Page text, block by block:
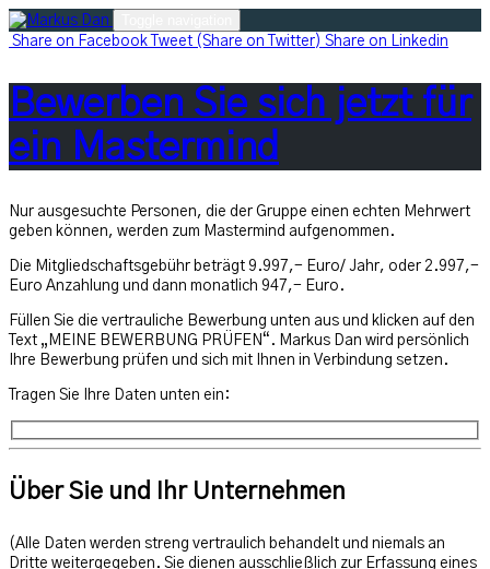
Skip
to
Share on Facebook Tweet (Share on Twitter) Share on Linkedin
Bewerben Sie sich jetzt für
ein Mastermind
Nur ausgesuchte Personen, die der Gruppe einen echten Mehrwert
geben können, werden zum Mastermind aufgenommen.
Die Mitgliedschaftsgebühr beträgt 9.997,- Euro/ Jahr, oder 2.997,-
Euro Anzahlung und dann monatlich 947,- Euro.
Füllen Sie die vertrauliche Bewerbung unten aus und klicken auf den
Text „MEINE BEWERBUNG PRÜFEN“. Markus Dan wird persönlich
Ihre Bewerbung prüfen und sich mit Ihnen in Verbindung setzen.
Tragen Sie Ihre Daten unten ein:
Über Sie und Ihr Unternehmen
(Alle Daten werden streng vertraulich behandelt und niemals an
Dritte weitergegeben. Sie dienen ausschließlich zur Erfassung eines